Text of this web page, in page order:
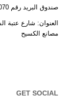
صندوق البريد رقم 2070 الرمز البريدي 11181 عمان الأردن
مصانع الكسيح
GET SOCIAL